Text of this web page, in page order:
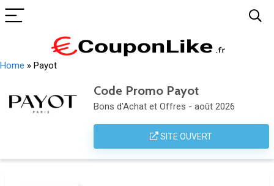
Home » Payot
Code Promo Payot
Bons d'Achat et Offres - août 2026
SITE OUVERT